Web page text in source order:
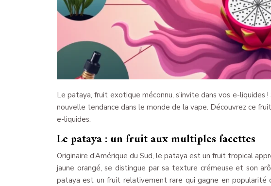
Le pataya, fruit exotique méconnu, s’invite dans vos e-
nouvelle tendance dans le monde de la vape. Découvrez ce
e-liquides.
Le pataya : un fruit aux multiples facettes
Originaire d’Amérique du Sud, le pataya est un fruit tropical
jaune orangé, se distingue par sa texture crémeuse et son
pataya est un fruit relativement rare qui gagne en popularité